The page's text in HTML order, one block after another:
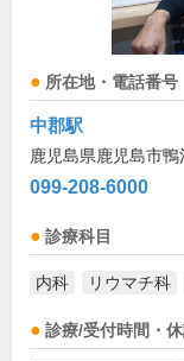
所在地・電話番号
中郡駅
鹿児島県鹿児島市
099-208-6000
診療科目
内科 リウマチ科
診療/受付時間・休